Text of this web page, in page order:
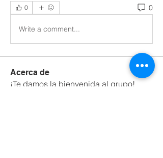
0 0
Write a comment...
Acerca de
¡Te damos la bienvenida al grupo!